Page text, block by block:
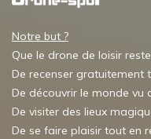
Notre but ?
Que le drone de loisir
De recenser gratuitement
De découvrir le monde vu
De visiter des lieux
De se faire plaisir tout en